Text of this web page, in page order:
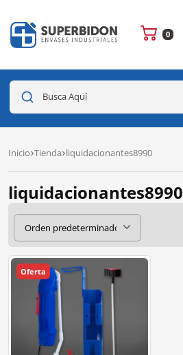
0
Busca Aquí
Inicio Tienda liquidacionantes8990
liquidacionantes8990
Oferta